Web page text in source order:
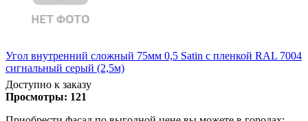
Угол внутренний сложный 75мм 0,5 Satin с пленкой RAL 7004
сигнальный серый (2,5м)
Доступно к заказу
Просмотры: 121